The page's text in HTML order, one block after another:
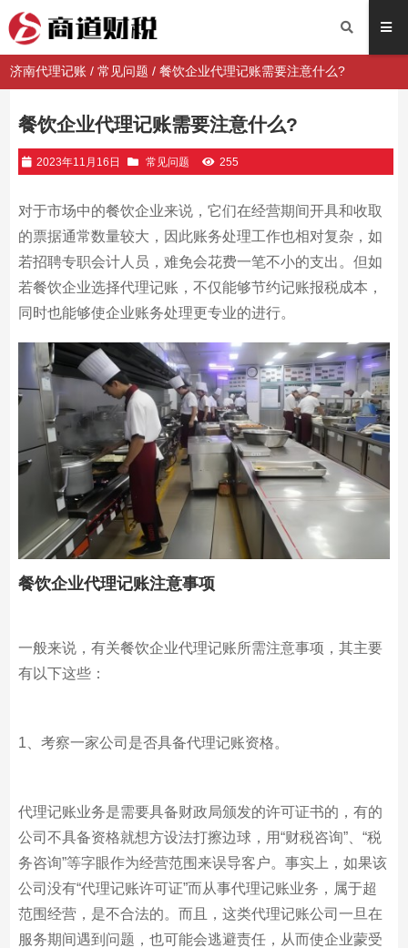
济南代理记账 /常见问题 / 餐饮企业代理记账需要注意什么?
餐饮企业代理记账需要注意什么?
2023年11月16日 常见问题 255
对于市场中的餐饮企业来说，它们在经营期间开具和收取
的票据通常数量较大，因此账务处理工作也相对复杂，如
若招聘专职会计人员，难免会花费一笔不小的支出。但如
若餐饮企业选择代理记账，不仅能够节约记账报税成本，
同时也能够使企业账务处理更专业的进行。
餐饮企业代理记账注意事项
一般来说，有关餐饮企业代理记账所需注意事项，其主要
有以下这些：
1、考察一家公司是否具备代理记账资格。
代理记账业务是需要具备财政局颁发的许可证书的，有的
公司不具备资格就想方设法打擦边球，用“财税咨询”、“税
务咨询”等字眼作为经营范围来误导客户。事实上，如果该
公司没有“代理记账许可证”而从事代理记账业务，属于超
范围经营，是不合法的。而且，这类代理记账公司一旦在
服务期间遇到问题，也可能会逃避责任，从而使企业蒙受